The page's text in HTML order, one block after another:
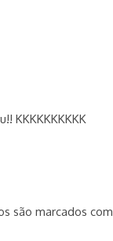
KKKKKKKKKK
são marcados com